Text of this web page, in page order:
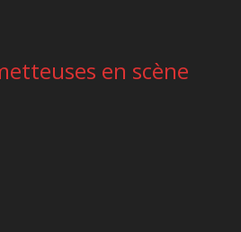
en scène